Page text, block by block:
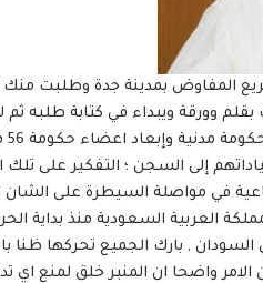
المفاوض بمدينة جدة وطلبت منك
وورقة ويبداء في كتابة طلبه ثم
إلى السجن ؛ التفكير على
في مواصلة السيطرة على الشان
العربية السعودية منذ بداية
, بارك الجميع تحركها ظنا
الامر واضحا ان المنبر خلق لمنع